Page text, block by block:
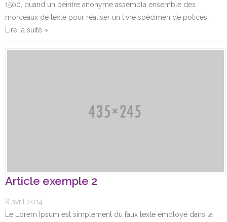
1500, quand un peintre anonyme assembla ensemble des
morceaux de texte pour réaliser un livre spécimen de polices …
Lire la suite »
Article exemple 2
8 avril 2014
Le Lorem Ipsum est simplement du faux texte employé dans la